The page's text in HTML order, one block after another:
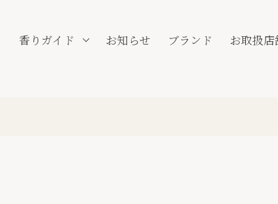
香りガイド お知らせ ブランド お取扱店